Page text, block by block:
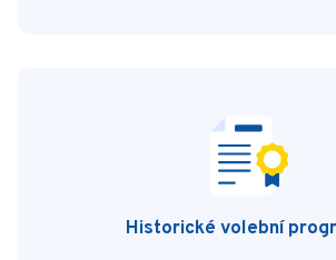
Historické volební